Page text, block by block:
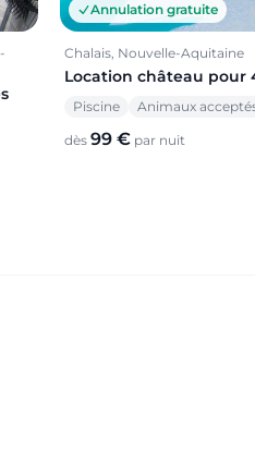
Annulation gratuite
Chalais, Nouvelle-Aquitaine
Location château pour
Piscine Animaux
dès 99 € par nuit